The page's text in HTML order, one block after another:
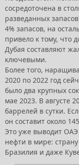
сосредоточена в
разведанных
4% запасов, на
привело к тому, что
Дубая составляют
ключевыми.
Более того,
2020 по 2022 год
было два крупных
мае 2023. В августе
баррелей в сутки.
он составит около
Это уже выводит ОАЭ
нефти в мире:
Бразилия и даже